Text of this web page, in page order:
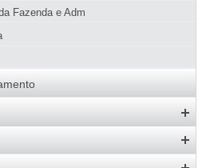
e subprodutos florestais
Fazenda e Adm